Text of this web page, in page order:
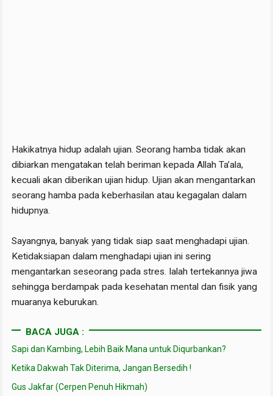
Hakikatnya hidup adalah ujian. Seorang hamba tidak akan
dibiarkan mengatakan telah beriman kepada Allah Ta’ala,
kecuali akan diberikan ujian hidup. Ujian akan mengantarkan
seorang hamba pada keberhasilan atau kegagalan dalam
hidupnya.
Sayangnya, banyak yang tidak siap saat menghadapi ujian.
Ketidaksiapan dalam menghadapi ujian ini sering
mengantarkan seseorang pada stres. Ialah tertekannya jiwa
sehingga berdampak pada kesehatan mental dan fisik yang
muaranya keburukan.
BACA JUGA :
Sapi dan Kambing, Lebih Baik Mana untuk Diqurbankan?
Ketika Dakwah Tak Diterima, Jangan Bersedih !
Gus Jakfar (Cerpen Penuh Hikmah)